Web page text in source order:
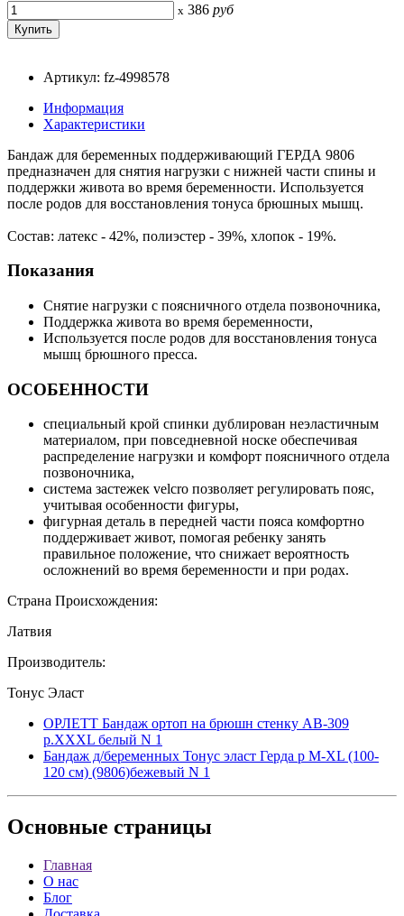
x 386 руб
Артикул: fz-4998578
Информация
Характеристики
Бандаж для беременных поддерживающий ГЕРДА 9806
предназначен для снятия нагрузки с нижней части спины и
поддержки живота во время беременности. Используется
после родов для восстановления тонуса брюшных мышц.
Состав: латекс - 42%, полиэстер - 39%, хлопок - 19%.
Показания
Снятие нагрузки с поясничного отдела позвоночника,
Поддержка живота во время беременности,
Используется после родов для восстановления тонуса
мышц брюшного пресса.
ОСОБЕННОСТИ
специальный крой спинки дублирован неэластичным
материалом, при повседневной носке обеспечивая
распределение нагрузки и комфорт поясничного отдела
позвоночника,
система застежек velcro позволяет регулировать пояс,
учитывая особенности фигуры,
фигурная деталь в передней части пояса комфортно
поддерживает живот, помогая ребенку занять
правильное положение, что снижает вероятность
осложнений во время беременности и при родах.
Страна Происхождения:
Латвия
Производитель:
Тонус Эласт
ОРЛЕТТ Бандаж ортоп на брюшн стенку AB-309
р.XXXL белый N 1
Бандаж д/беременных Тонус эласт Герда р M-XL (100-
120 см) (9806)бежевый N 1
Основные страницы
Главная
О нас
Блог